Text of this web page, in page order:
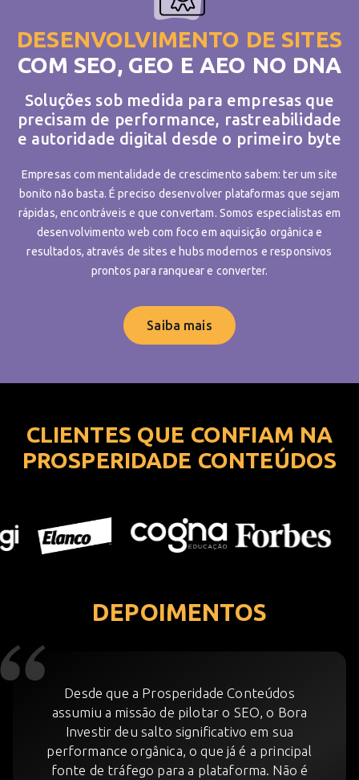
DESENVOLVIMENTO DE SITES
COM SEO, GEO E AEO NO DNA
Soluções sob medida para empresas que
precisam de performance, rastreabilidade
e autoridade digital desde o primeiro byte
Empresas com mentalidade de crescimento sabem: ter um site
bonito não basta. É preciso desenvolver plataformas que sejam
rápidas, encontráveis e que convertam. Somos especialistas em
desenvolvimento web com foco em aquisição orgânica e
resultados, através de sites e hubs modernos e responsivos
prontos para ranquear e converter.
Saiba mais
CLIENTES QUE CONFIAM NA
PROSPERIDADE CONTEÚDOS
DEPOIMENTOS
Desde que a Prosperidade Conteúdos
assumiu a missão de pilotar o SEO, o Bora
Investir deu salto significativo em sua
performance orgânica, o que já é a principal
fonte de tráfego para a plataforma. Não é